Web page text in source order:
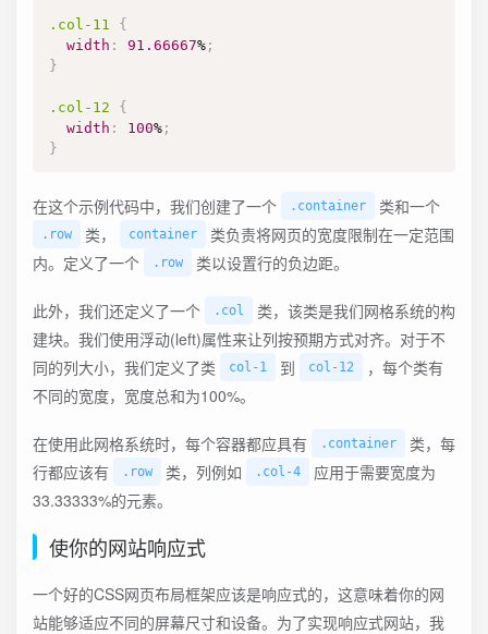
.col-11
{
width : 91.66667% ;
}
.col-12
{
width : 100% ;
}
在这个示例代码中，我们创建了一个 .container 类和一个
.row 类， container
类负责将网页的宽度限制在一定范围
内。定义了一个
.row 类以设置行的负边距。
此外，我们还定义了一个 .col
类，该类是我们网格系统的构
建块。我们使用浮动(left)属性来让列按预期方式对齐。对于不
同的列大小，我们定义了类
col-1 到 col-12
，每个类有
不同的宽度，宽度总和为100%。
在使用此网格系统时，每个容器都应具有 .container
类，每
行都应该有
.row 类，列例如 .col-4
应用于需要宽度为
33.33333%的元素。
使你的网站响应式
一个好的CSS网页布局框架应该是响应式的，这意味着你的网
站能够适应不同的屏幕尺寸和设备。为了实现响应式网站，我